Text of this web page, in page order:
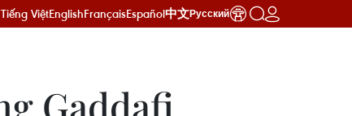
Tiếng ViệtEnglishFrançaisEspañol中文Русский
Gaddafi